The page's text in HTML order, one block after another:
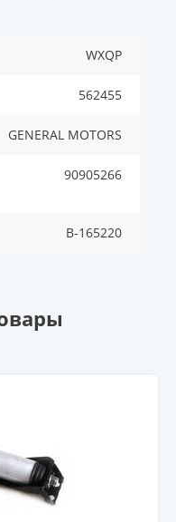
WXQP
562455
GENERAL MOTORS
90905266
B-165220